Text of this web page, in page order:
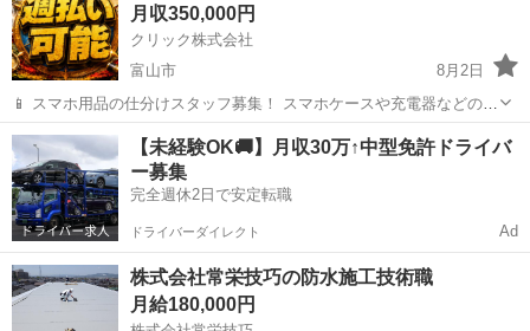
日本で数社しか持たない特許技術を有...
月収350,000円
クリック株式会社
富山市
8月2日
📱 スマホ用品の仕分けスタッフ募集！ スマホケースや充電器などの仕
分け・検品を行うシンプルなお仕事です♪
━━━━━━━━━━━━━━━━ 📲 ご応募はこちら（24時間受付
中） https://lin.ee/...
富山 富山市 その他 未経験
【未経験OK🚚】月収30万↑中型免許ドライバ
ー募集
完全週休2日で安定転職
ドライバーダイレクト Ad
株式会社常栄技巧の防水施工技術職
月給180,000円